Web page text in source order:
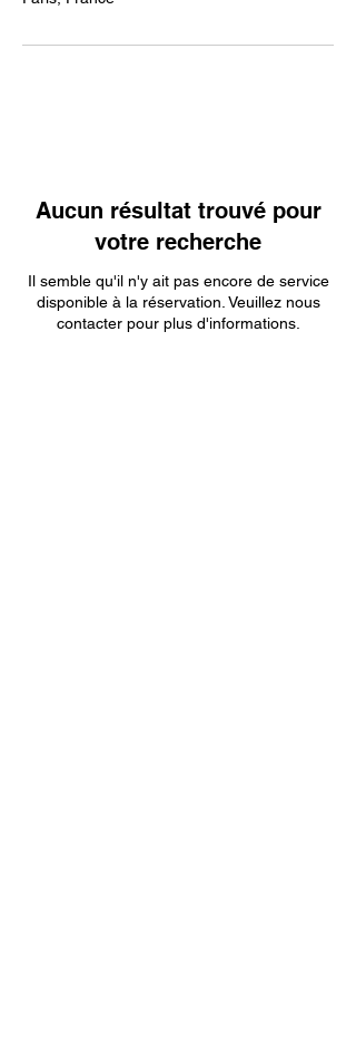
Aucun résultat trouvé pour
votre recherche
Il semble qu'il n'y ait pas encore de service
disponible à la réservation. Veuillez nous
contacter pour plus d'informations.